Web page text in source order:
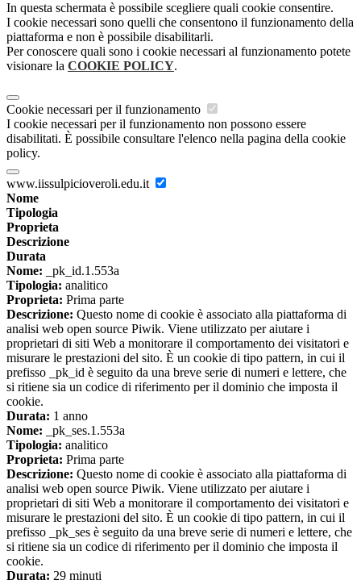
In questa schermata è possibile scegliere quali cookie consentire.
I cookie necessari sono quelli che consentono il funzionamento della
piattaforma e non è possibile disabilitarli.
Per conoscere quali sono i cookie necessari al funzionamento potete
visionare la COOKIE POLICY.
Cookie necessari per il funzionamento
I cookie necessari per il funzionamento non possono essere
disabilitati. È possibile consultare l'elenco nella pagina della cookie
policy.
www.iissulpicioveroli.edu.it
Nome
Tipologia
Proprieta
Descrizione
Durata
Nome: _pk_id.1.553a
Tipologia: analitico
Proprieta: Prima parte
Descrizione: Questo nome di cookie è associato alla piattaforma di
analisi web open source Piwik. Viene utilizzato per aiutare i
proprietari di siti Web a monitorare il comportamento dei visitatori e
misurare le prestazioni del sito. È un cookie di tipo pattern, in cui il
prefisso _pk_id è seguito da una breve serie di numeri e lettere, che
si ritiene sia un codice di riferimento per il dominio che imposta il
cookie.
Durata: 1 anno
Nome: _pk_ses.1.553a
Tipologia: analitico
Proprieta: Prima parte
Descrizione: Questo nome di cookie è associato alla piattaforma di
analisi web open source Piwik. Viene utilizzato per aiutare i
proprietari di siti Web a monitorare il comportamento dei visitatori e
misurare le prestazioni del sito. È un cookie di tipo pattern, in cui il
prefisso _pk_ses è seguito da una breve serie di numeri e lettere, che
si ritiene sia un codice di riferimento per il dominio che imposta il
cookie.
Durata: 29 minuti